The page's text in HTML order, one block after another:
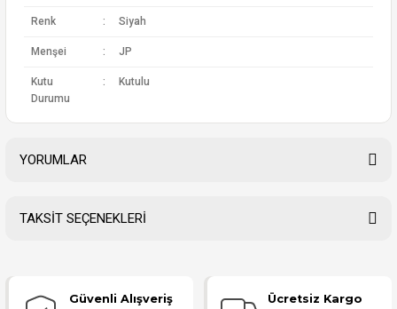
Renk : Siyah
Menşei : JP
Kutu
Durumu
: Kutulu
YORUMLAR
Yorum Yaz
TAKSİT SEÇENEKLERİ
Güvenli Alışveriş Ücretsiz Kargo